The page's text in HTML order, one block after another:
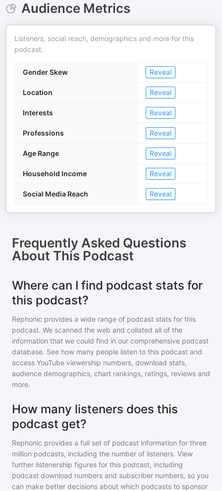
Audience Metrics
Listeners, social reach, demographics and more for this
podcast.
Gender Skew Reveal
Location Reveal
Interests Reveal
Professions Reveal
Age Range Reveal
Household Income Reveal
Social Media Reach Reveal
Frequently Asked Questions
About This Podcast
Where can I find podcast stats for
this podcast?
Rephonic provides a wide range of podcast stats for this
podcast. We scanned the web and collated all of the
information that we could find in our comprehensive podcast
database. See how many people listen to this podcast and
access YouTube viewership numbers, download stats,
audience demographics, chart rankings, ratings, reviews and
more.
How many listeners does this
podcast get?
Rephonic provides a full set of podcast information for three
million podcasts, including the number of listeners. View
further listenership figures for this podcast, including
podcast download numbers and subscriber numbers, so you
can make better decisions about which podcasts to sponsor